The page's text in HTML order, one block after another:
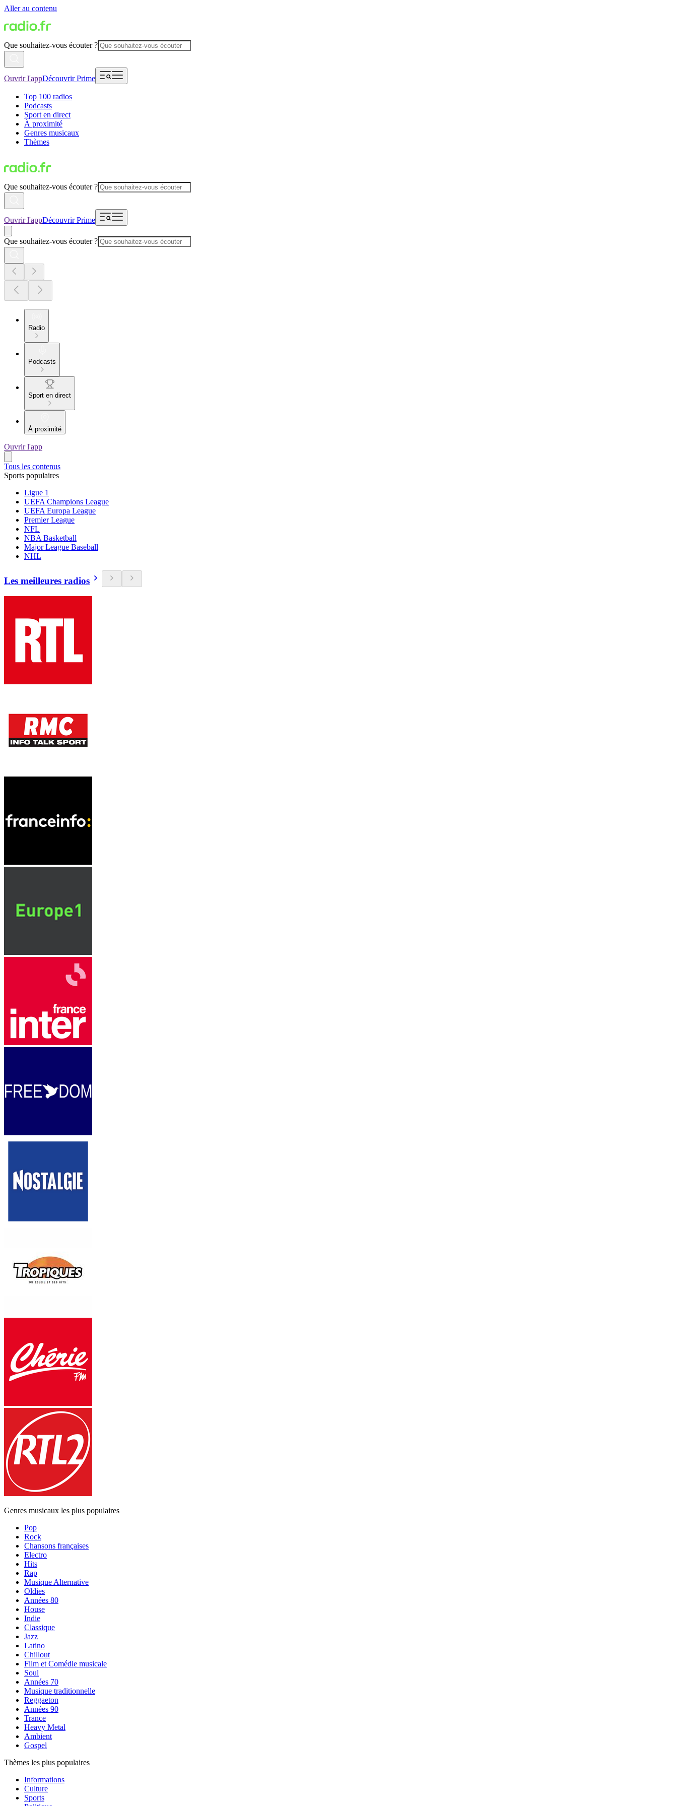
Aller au contenu
Que souhaitez-vous écouter ?
Ouvrir l'appDécouvrir Prime
Top 100 radios
Podcasts
Sport en direct
À proximité
Genres musicaux
Thèmes
Que souhaitez-vous écouter ?
Ouvrir l'appDécouvrir Prime
Que souhaitez-vous écouter ?
Radio
Podcasts
Sport en direct
À proximité
Ouvrir l'app
Tous les contenus
Sports populaires
Ligue 1
UEFA Champions League
UEFA Europa League
Premier League
NFL
NBA Basketball
Major League Baseball
NHL
Les meilleures radios
Genres musicaux les plus populaires
Pop
Rock
Chansons françaises
Electro
Hits
Rap
Musique Alternative
Oldies
Années 80
House
Indie
Classique
Jazz
Latino
Chillout
Film et Comédie musicale
Soul
Années 70
Musique traditionnelle
Reggaeton
Années 90
Trance
Heavy Metal
Ambient
Gospel
Thèmes les plus populaires
Informations
Culture
Sports